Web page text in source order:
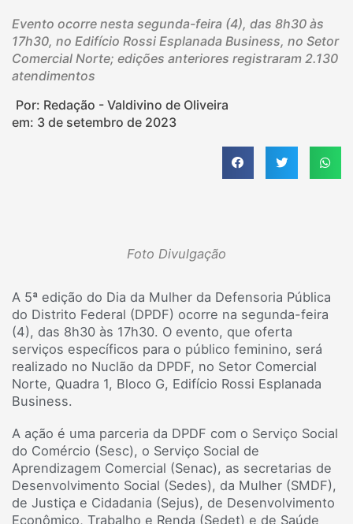
Evento ocorre nesta segunda-feira (4), das 8h30 às
17h30, no Edifício Rossi Esplanada Business, no Setor
Comercial Norte; edições anteriores registraram 2.130
atendimentos
Por: Redação - Valdivino de Oliveira
em: 3 de setembro de 2023
Foto Divulgação
A 5ª edição do Dia da Mulher da Defensoria Pública
do Distrito Federal (DPDF) ocorre na segunda-feira
(4), das 8h30 às 17h30. O evento, que oferta
serviços específicos para o público feminino, será
realizado no Nuclão da DPDF, no Setor Comercial
Norte, Quadra 1, Bloco G, Edifício Rossi Esplanada
Business.
A ação é uma parceria da DPDF com o Serviço Social
do Comércio (Sesc), o Serviço Social de
Aprendizagem Comercial (Senac), as secretarias de
Desenvolvimento Social (Sedes), da Mulher (SMDF),
de Justiça e Cidadania (Sejus), de Desenvolvimento
Econômico, Trabalho e Renda (Sedet) e de Saúde